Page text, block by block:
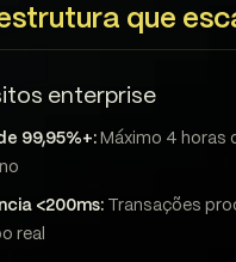
que
enterprise
99,95%+: Máximo 4 horas
<200ms: Transações
real